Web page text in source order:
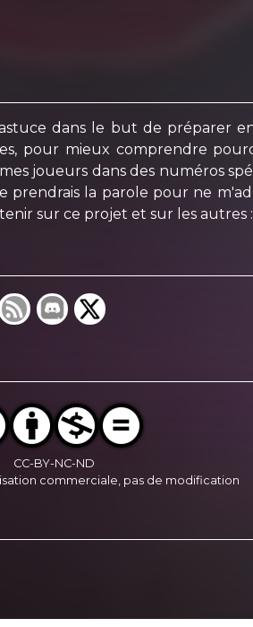
dans le but de préparer
pour mieux comprendre
joueurs dans des numéros
la parole pour ne
sur ce projet et sur les
CC-BY-NC-ND
commerciale, pas de modification